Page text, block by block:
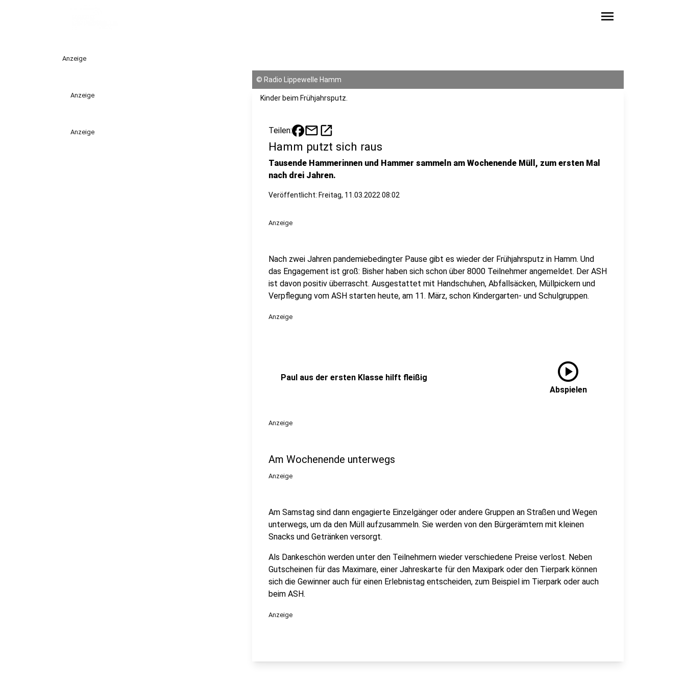
menu
Anzeige
Anzeige
Anzeige
© Radio Lippewelle Hamm
Kinder beim Frühjahrsputz.
Teilen: mailopen_in_new
Hamm putzt sich raus
Tausende Hammerinnen und Hammer sammeln am Wochenende Müll, zum ersten Mal
nach drei Jahren.
Veröffentlicht: Freitag, 11.03.2022 08:02
Anzeige
Nach zwei Jahren pandemiebedingter Pause gibt es wieder der Frühjahrsputz in Hamm. Und
das Engagement ist groß: Bisher haben sich schon über 8000 Teilnehmer angemeldet. Der ASH
ist davon positiv überrascht. Ausgestattet mit Handschuhen, Abfallsäcken, Müllpickern und
Verpflegung vom ASH starten heute, am 11. März, schon Kindergarten- und Schulgruppen.
Anzeige
Paul aus der ersten Klasse hilft fleißig play_circle
Abspielen
Anzeige
Am Wochenende unterwegs
Anzeige
Am Samstag sind dann engagierte Einzelgänger oder andere Gruppen an Straßen und Wegen
unterwegs, um da den Müll aufzusammeln. Sie werden von den Bürgerämtern mit kleinen
Snacks und Getränken versorgt.
Als Dankeschön werden unter den Teilnehmern wieder verschiedene Preise verlost. Neben
Gutscheinen für das Maximare, einer Jahreskarte für den Maxipark oder den Tierpark können
sich die Gewinner auch für einen Erlebnistag entscheiden, zum Beispiel im Tierpark oder auch
beim ASH.
Anzeige